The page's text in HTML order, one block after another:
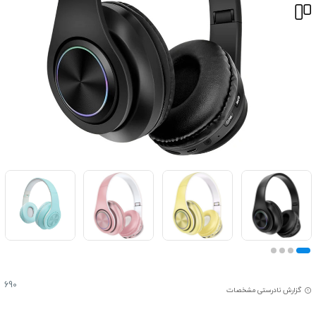
گزارش نادرستی مشخصات 690